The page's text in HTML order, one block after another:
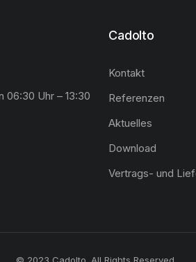
06:30 Uhr – 13:30
Cadolto
Kontakt
Referenzen
Aktuelles
Download
Vertrags- und